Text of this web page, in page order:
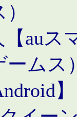
【auス
ームス